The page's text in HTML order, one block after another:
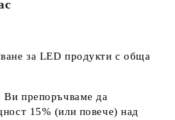
за LED продукти с обща
Ви препоръчваме да
15% (или повече) над